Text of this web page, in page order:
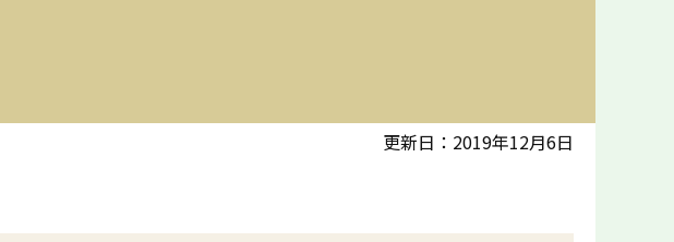
更新日：2019年12月6日